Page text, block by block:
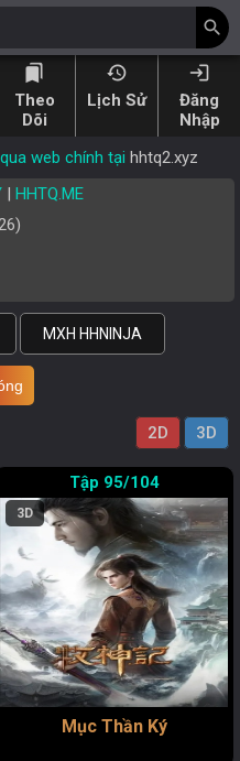
search
bookmarks
Theo
Dõi
history
Lịch Sử
login
Đăng
Nhập
web chính tại hhtq2.xyz
| HHTQ.ME
)
MXH HHNINJA
2D 3D
95/104
3D
Mục Thần Ký